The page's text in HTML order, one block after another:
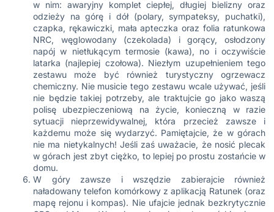
w nim: awaryjny komplet ciepłej, długiej bielizny oraz
odzieży na górę i dół (polary, sympateksy, puchatki),
czapka, rękawiczki, mała apteczka oraz folia ratunkowa
NRC, węglowodany (czekolada) i gorący, osłodzony
napój w nietłukącym termosie (kawa), no i oczywiście
latarka (najlepiej czołowa). Niezłym uzupełnieniem tego
zestawu może być również turystyczny ogrzewacz
chemiczny. Nie musicie tego zestawu wcale używać, jeśli
nie będzie takiej potrzeby, ale traktujcie go jako waszą
polisę ubezpieczeniową na życie, konieczną w razie
sytuacji nieprzewidywalnej, która przecież zawsze i
każdemu może się wydarzyć. Pamiętajcie, że w górach
nie ma nietykalnych! Jeśli zaś uważacie, że nosić plecak
w górach jest zbyt ciężko, to lepiej po prostu zostańcie w
domu.
W góry zawsze i wszędzie zabierajcie również
naładowany telefon komórkowy zaplikacją Ratunek (oraz
mapę rejonu i kompas). Nie ufajcie jednak bezkrytycznie